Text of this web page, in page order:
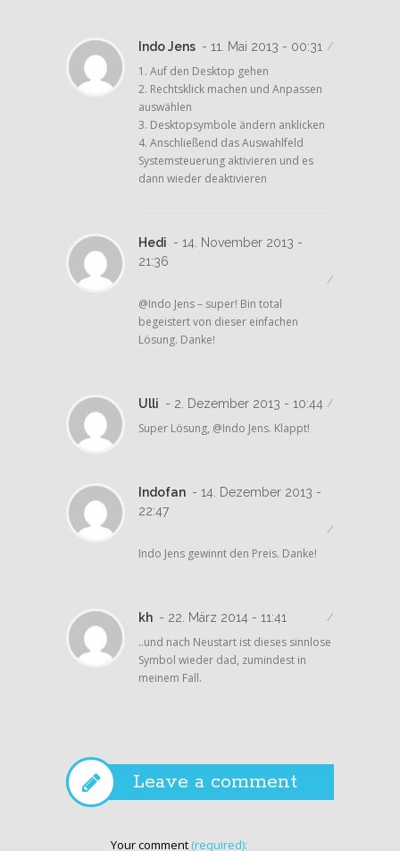
Indo Jens - 11. Mai 2013 - 00:31 /
1. Auf den Desktop gehen
2. Rechtsklick machen und Anpassen
auswählen
3. Desktopsymbole ändern anklicken
4. Anschließend das Auswahlfeld
Systemsteuerung aktivieren und es
dann wieder deaktivieren
Hedi - 14. November 2013 -
21:36
/
@Indo Jens – super! Bin total
begeistert von dieser einfachen
Lösung. Danke!
Ulli - 2. Dezember 2013 - 10:44 /
Super Lösung, @Indo Jens. Klappt!
Indofan - 14. Dezember 2013 -
22:47
/
Indo Jens gewinnt den Preis. Danke!
kh - 22. März 2014 - 11:41 /
..und nach Neustart ist dieses sinnlose
Symbol wieder dad, zumindest in
meinem Fall.
Leave a comment
Your comment (required):